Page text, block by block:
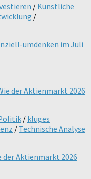
/ Künstliche
/
umdenken im Juli
/ kluges
/ Technische Analyse
der Aktienmarkt 2026